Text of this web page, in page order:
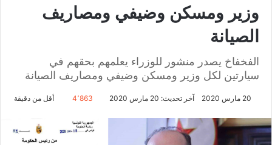
وزير ومسكن وضيفي ومصاريف
الصيانة
الفخفاخ يصدر منشور للوزراء يعلمهم بحقهم في
سيارتين لكل وزير ومسكن وضيفي ومصاريف الصيانة
20 مارس 2020 آخر تحديث: 20 مارس 2020 4٬863 أقل من دقيقة